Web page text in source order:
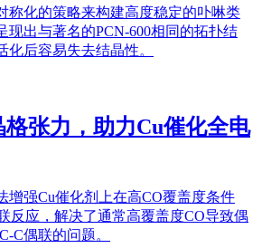
称化的策略来构建高度稳定的卟啉类
现出与著名的PCN-600相同的拓扑结
后容易失去结晶性。
格张力，助力Cu催化全电
增强Cu催化剂上在高CO覆盖度条件
反应，解决了通常高覆盖度CO导致偶
C偶联的问题。